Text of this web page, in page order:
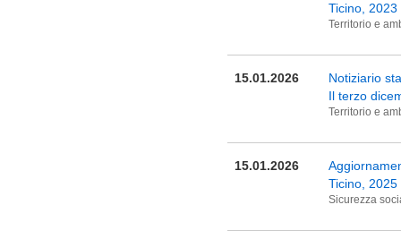
Ticino, 2023
Territorio e
15.01.2026
Notiziario
Il terzo
Territorio e
15.01.2026
Ticino, 2025
Sicurezza